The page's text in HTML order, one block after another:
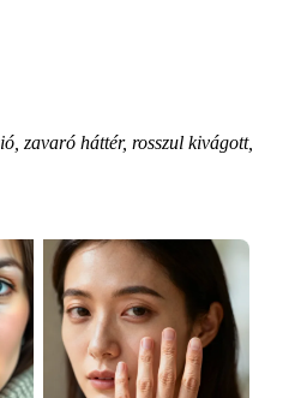
zavaró háttér, rosszul kivágott,